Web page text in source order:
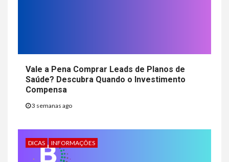
Vale a Pena Comprar Leads de Planos de
Saúde? Descubra Quando o Investimento
Compensa
3 semanas ago
DICAS INFORMAÇÕES